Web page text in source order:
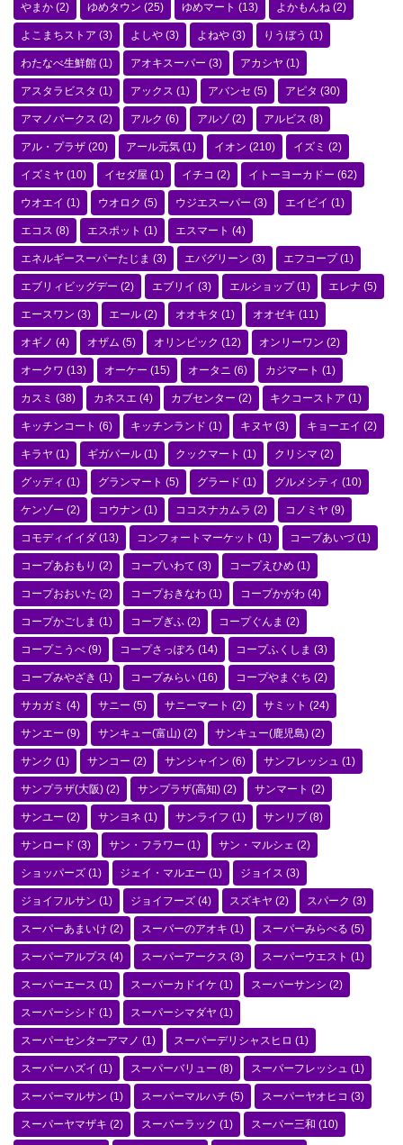
やまか (2) ゆめタウン (25) ゆめマート (13) よかもんね (2)
よこまちストア (3) よしや (3) よねや (3) りうぼう (1)
わたなべ生鮮館 (1) アオキスーパー (3) アカシヤ (1)
アスタラビスタ (1) アックス (1) アバンセ (5) アピタ (30)
アマノパークス (2) アルク (6) アルゾ(2) アルビス (8)
アル・プラザ (20) アール元気 (1) イオン (210) イズミ (2)
イズミヤ (10) イセダ屋 (1) イチコ (2) イトーヨーカドー (62)
ウオエイ (1) ウオロク (5) ウジエスーパー (3) エイビイ (1)
エコス (8) エスポット (1) エスマート (4)
エネルギースーパーたじま (3) エバグリーン (3) エフコープ(1)
エブリィビッグデー (2) エブリイ (3) エルショップ(1) エレナ (5)
エースワン (3) エール (2) オオキタ (1) オオゼキ (11)
オギノ (4) オザム (5) オリンピック (12) オンリーワン (2)
オークワ (13) オーケー (15) オータニ (6) カジマート (1)
カスミ (38) カネスエ (4) カブセンター (2) キクコーストア (1)
キッチンコート (6) キッチンランド (1) キヌヤ (3) キョーエイ (2)
キラヤ (1) ギガパール (1) クックマート (1) クリシマ (2)
グッディ (1) グランマート (5) グラード (1) グルメシティ (10)
ケンゾー (2) コウナン (1) ココスナカムラ (2) コノミヤ (9)
コモディイイダ (13) コンフォートマーケット (1) コープあいづ(1)
コープあおもり (2) コープいわて (3) コープえひめ (1)
コープおおいた (2) コープおきなわ (1) コープかがわ (4)
コープかごしま (1) コープぎふ (2) コープぐんま (2)
コープこうべ (9) コープさっぽろ (14) コープふくしま (3)
コープみやざき (1) コープみらい (16) コープやまぐち (2)
サカガミ (4) サニー (5) サニーマート (2) サミット (24)
サンエー (9) サンキュー(富山) (2) サンキュー(鹿児島) (2)
サンク (1) サンコー (2) サンシャイン (6) サンフレッシュ (1)
サンプラザ(大阪) (2) サンプラザ(高知) (2) サンマート (2)
サンユー (2) サンヨネ (1) サンライフ (1) サンリブ (8)
サンロード (3) サン・フラワー (1) サン・マルシェ (2)
ショッパーズ (1) ジェイ・マルエー (1) ジョイス (3)
ジョイフルサン (1) ジョイフーズ (4) スズキヤ (2) スパーク (3)
スーパーあまいけ (2) スーパーのアオキ (1) スーパーみらべる (5)
スーパーアルプス (4) スーパーアークス (3) スーパーウエスト (1)
スーパーエース (1) スーパーカドイケ (1) スーパーサンシ (2)
スーパーシシド (1) スーパーシマダヤ (1)
スーパーセンターアマノ (1) スーパーデリシャスヒロ (1)
スーパーハズイ (1) スーパーバリュー (8) スーパーフレッシュ (1)
スーパーマルサン (1) スーパーマルハチ (5) スーパーヤオヒコ (3)
スーパーヤマザキ (2) スーパーラック (1) スーパー三和 (10)